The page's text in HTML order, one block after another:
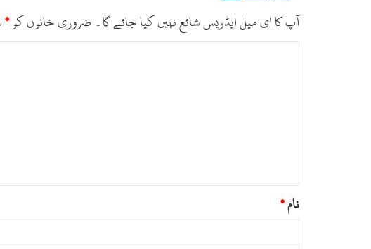
آپ کا ای میل ایڈریس شائع نہیں کیا جائے گا۔ ضروری خانوں کو*
نام*